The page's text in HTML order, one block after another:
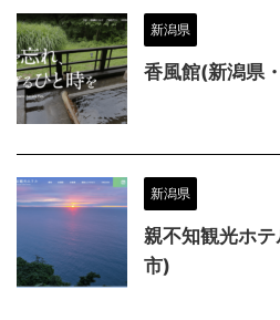
新潟県
香風館(新潟県
新潟県
親不知観光ホテ
市)